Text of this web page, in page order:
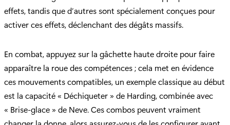
effets, tandis que d’autres sont spécialement conçues pour
activer ces effets, déclenchant des dégâts massifs.
En combat, appuyez sur la gâchette haute droite pour faire
apparaître la roue des compétences ; cela met en évidence
ces mouvements compatibles, un exemple classique au début
est la capacité « Déchiqueter » de Harding, combinée avec
« Brise-glace » de Neve. Ces combos peuvent vraiment